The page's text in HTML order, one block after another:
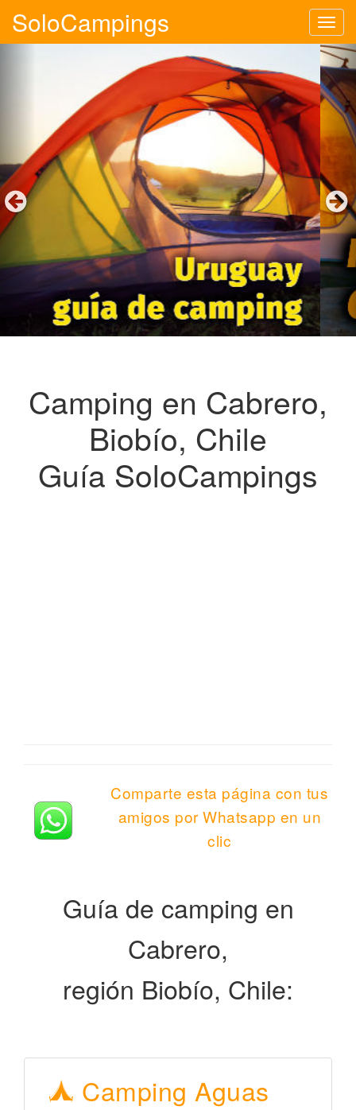
SoloCampings
Camping en Cabrero,
Biobío, Chile
Guía SoloCampings
Comparte esta página con tus
amigos por Whatsapp en un
clic
Guía de camping en
Cabrero,
región Biobío, Chile:
Camping Aguas